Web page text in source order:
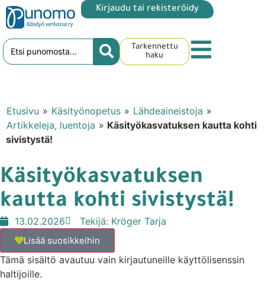
Kirjaudu tai rekisteröidy
Tarkennettu
haku
Etusivu » Käsityönopetus » Lähdeaineistoja »
Artikkeleja, luentoja » Käsityökasvatuksen kautta kohti
sivistystä!
Käsityökasvatuksen
kautta kohti sivistystä!
13.02.2026 Tekijä: Kröger Tarja
Lisää suosikkeihin
Tämä sisältö avautuu vain kirjautuneille käyttölisenssin
haltijoille.